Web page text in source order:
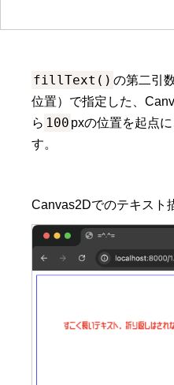
fillText() の第二引
位置）で指定した、
ら 100 pxの位置を起点
す。